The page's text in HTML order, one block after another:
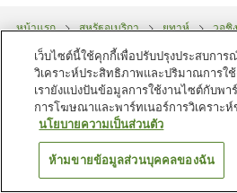
หน้าแรก สหรัฐอเมริกา ยูทาห์
วอชิ
เบสท์เวสเทิร์น คอรัลฮิลส์
ค้นหาห้องพัก
เว็บไซต์นี้ใช้คุกกี้เพื่อปรับปรุงประสบการ
วิเคราะห์ประสิทธิภาพและปริมาณการใช้
เรายังแบ่งปันข้อมูลการใช้งานไซต์กับพา
การโฆษณาและพาร์ทเนอร์การวิเคราะห์
นโยบายความเป็นส่วนตัว
ห้ามขายข้อมูลส่วนบุคคลของฉัน